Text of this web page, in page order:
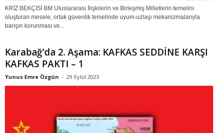
KRİZ BEKÇİSİ BM Uluslararası İlişkilerin ve Birleşmiş Milletlerin temelini
oluşturan mesele, ortak güvenlik temelinde uyum-uzlaşı mekanizmalarıyla
barışın korunması ve...
Karabağ’da 2. Aşama: KAFKAS SEDDİNE KARŞI
KAFKAS PAKTI – 1
Yunus Emre Özgün - 29 Eylül 2023